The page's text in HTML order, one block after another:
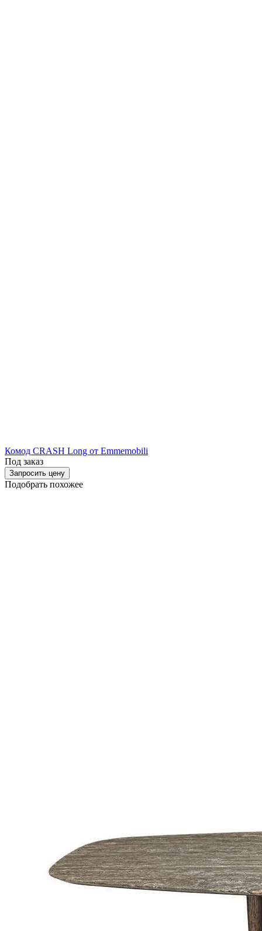
Комод CRASH Long от Emmemobili
Под заказ
Запросить цену
Подобрать похожее